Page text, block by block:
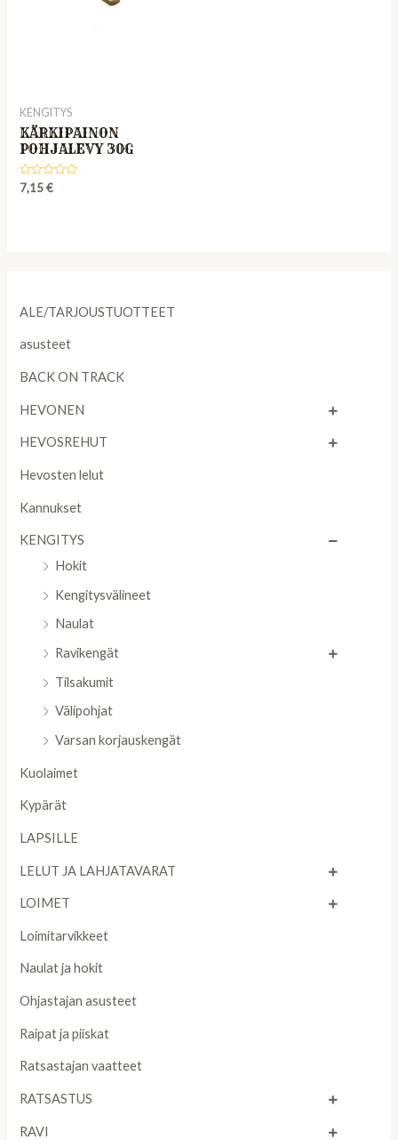
ALE/TARJOUSTUOTTEET
asusteet
BACK ON TRACK
HEVONEN
HEVOSREHUT
Hevosten lelut
Kannukset
KENGITYS
Hokit
Kengitysvälineet
Naulat
Ravikengät
Tilsakumit
Välipohjat
Varsan korjauskengät
Kuolaimet
Kypärät
LAPSILLE
LELUT JA LAHJATAVARAT
LOIMET
Loimitarvikkeet
Naulat ja hokit
Ohjastajan asusteet
Raipat ja piiskat
Ratsastajan vaatteet
RATSASTUS
RAVI
KENGITYS
KÄRKIPAINON
POHJALEVY 30G
Rated
7,15€